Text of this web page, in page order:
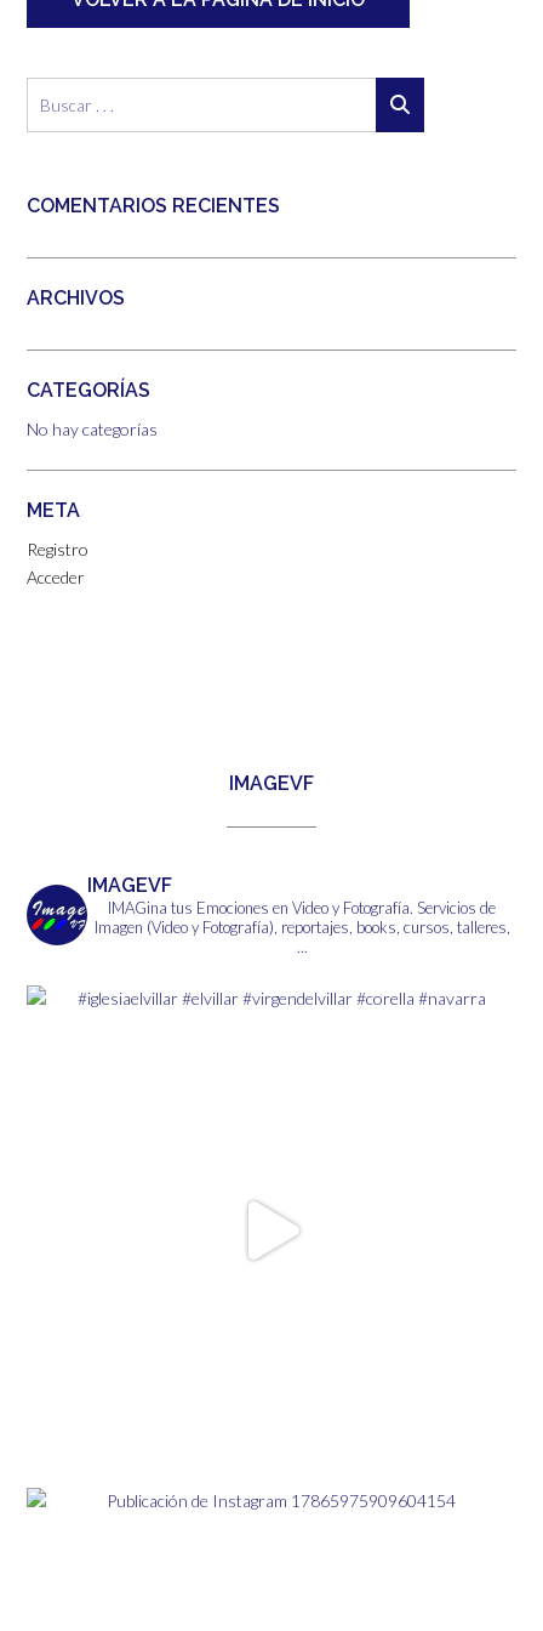
COMENTARIOS RECIENTES
ARCHIVOS
CATEGORÍAS
No hay categorías
META
Registro
Acceder
IMAGEVF
IMAGEVF
IMAGina tus Emociones en Video y Fotografía. Servicios de
Imagen (Video y Fotografía), reportajes, books, cursos, talleres,
...